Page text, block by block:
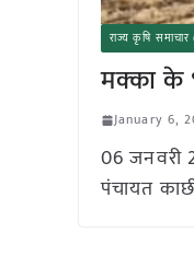
राज्य कृषि
मक्का के
January 6,
06 जनवरी
पंचायत